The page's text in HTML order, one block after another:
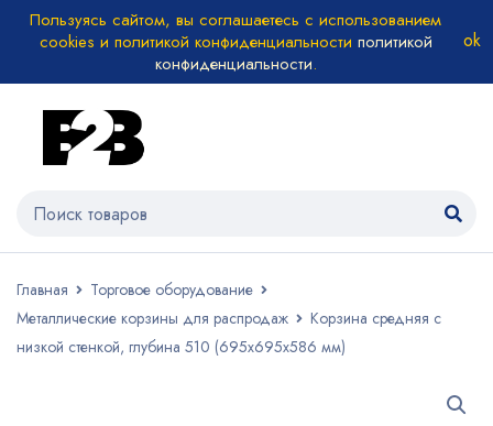
Пользуясь сайтом, вы соглашаетесь с использованием
cookies и политикой конфиденциальности политикой
конфиденциальности.
Главная
Торговое оборудование
Металлические корзины для распродаж
Корзина средняя с
низкой стенкой, глубина 510 (695х695х586 мм)